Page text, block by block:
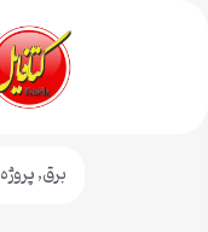
برق,پروژه